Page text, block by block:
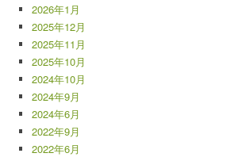
2026年1月
2025年12月
2025年11月
2025年10月
2024年10月
2024年9月
2024年6月
2022年9月
2022年6月